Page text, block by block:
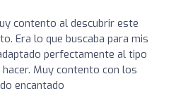
contento al descubrir este
Era lo que buscaba para mis
perfectamente al tipo
Muy contento con los
encantado